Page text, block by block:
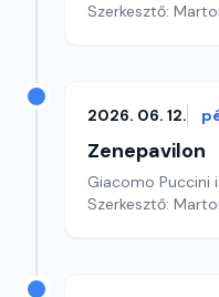
Szerkesztő:
2026. 06. 12.
Zenepavilon
Giacomo Puccini
Szerkesztő: